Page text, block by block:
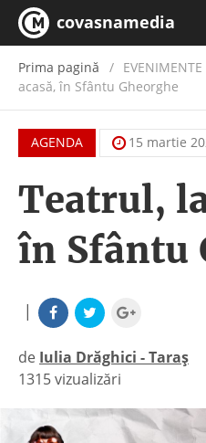
covasnamedia
Prima pagină EVENIMENTE
acasă, în Sfântu Gheorghe
AGENDA 15 martie
Teatrul,
în Sfântu
|
de Iulia Drăghici - Taraș
|
1315 vizualizări